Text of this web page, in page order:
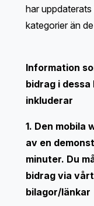
har uppdaterats
kategorier än
Information
bidrag i
inkluderar
1. Den mobila
av en
minuter. Du
bidrag via
bilagor/länkar